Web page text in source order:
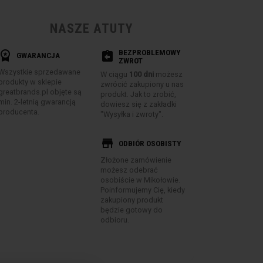
NASZE ATUTY
GWARANCJA
sprzedawane
w sklepie
objęte są
2-letnią gwarancją
assignment_return
BEZPROBLEMOWY
ZWROT
W ciągu 100 dni możesz
zwrócić zakupiony u nas
produkt. Jak to zrobić,
dowiesz się z zakładki
"Wysyłka i zwroty".
store ODBIÓR OSOBISTY
Złożone zamówienie
możesz odebrać
osobiście w Mikołowie.
Poinformujemy Cię, kiedy
zakupiony produkt
będzie gotowy do
odbioru.